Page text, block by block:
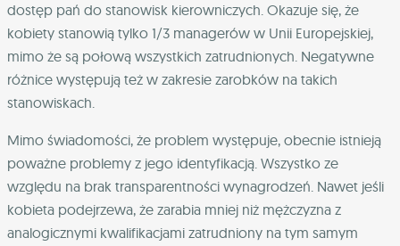
dostęp pań do stanowisk kierowniczych. Okazuje się, że
kobiety stanowią tylko 1/3 managerów w Unii Europejskiej,
mimo że są połową wszystkich zatrudnionych. Negatywne
różnice występują też w zakresie zarobków na takich
stanowiskach.
Mimo świadomości, że problem występuje, obecnie istnieją
poważne problemy z jego identyfikacją. Wszystko ze
względu na brak transparentności wynagrodzeń. Nawet jeśli
kobieta podejrzewa, że zarabia mniej niż mężczyzna z
analogicznymi kwalifikacjami zatrudniony na tym samym